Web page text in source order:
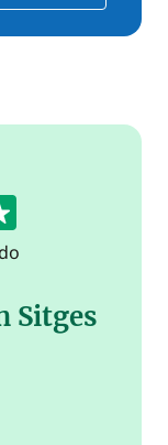
Sitges